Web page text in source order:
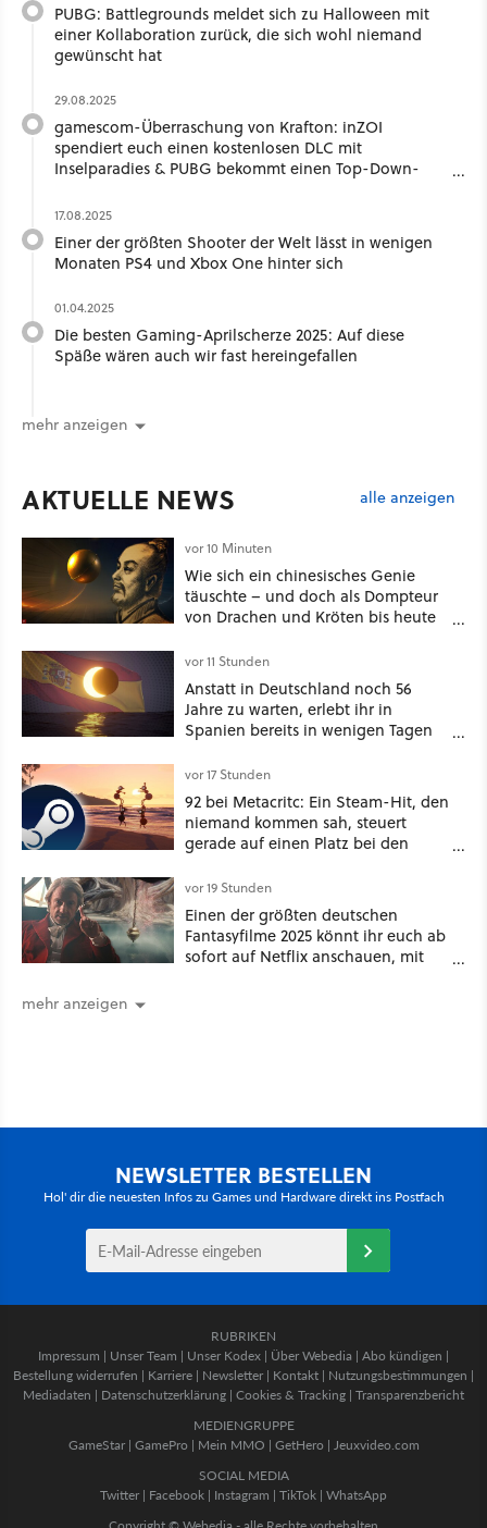
PUBG: Battlegrounds meldet sich zu Halloween mit
einer Kollaboration zurück, die sich wohl niemand
gewünscht hat
29.08.2025
gamescom-Überraschung von Krafton: inZOI
spendiert euch einen kostenlosen DLC mit
Inselparadies & PUBG bekommt einen Top-Down-
17.08.2025
Einer der größten Shooter der Welt lässt in wenigen
Monaten PS4 und Xbox One hinter sich
01.04.2025
Die besten Gaming-Aprilscherze 2025: Auf diese
Späße wären auch wir fast hereingefallen
mehr anzeigen
AKTUELLE NEWS alle anzeigen
vor 10 Minuten
Wie sich ein chinesisches Genie
täuschte – und doch als Dompteur
von Drachen und Kröten bis heute
vor 11 Stunden
Anstatt in Deutschland noch 56
Jahre zu warten, erlebt ihr in
Spanien bereits in wenigen Tagen
vor 17 Stunden
92 bei Metacritc: Ein Steam-Hit, den
niemand kommen sah, steuert
gerade auf einen Platz bei den
vor 19 Stunden
Einen der größten deutschen
Fantasyfilme 2025 könnt ihr euch ab
sofort auf Netflix anschauen, mit
mehr anzeigen
NEWSLETTER BESTELLEN
Hol' dir die neuesten Infos zu Games und Hardware direkt ins Postfach
RUBRIKEN
Impressum | Unser Team | Unser Kodex | Über Webedia | Abo kündigen |
Bestellung widerrufen | Karriere | Newsletter | Kontakt | Nutzungsbestimmungen |
Mediadaten | Datenschutzerklärung | Cookies & Tracking | Transparenzbericht
MEDIENGRUPPE
GameStar| GamePro | Mein MMO | GetHero | Jeuxvideo.com
SOCIAL MEDIA
Twitter | Facebook | Instagram | TikTok | WhatsApp